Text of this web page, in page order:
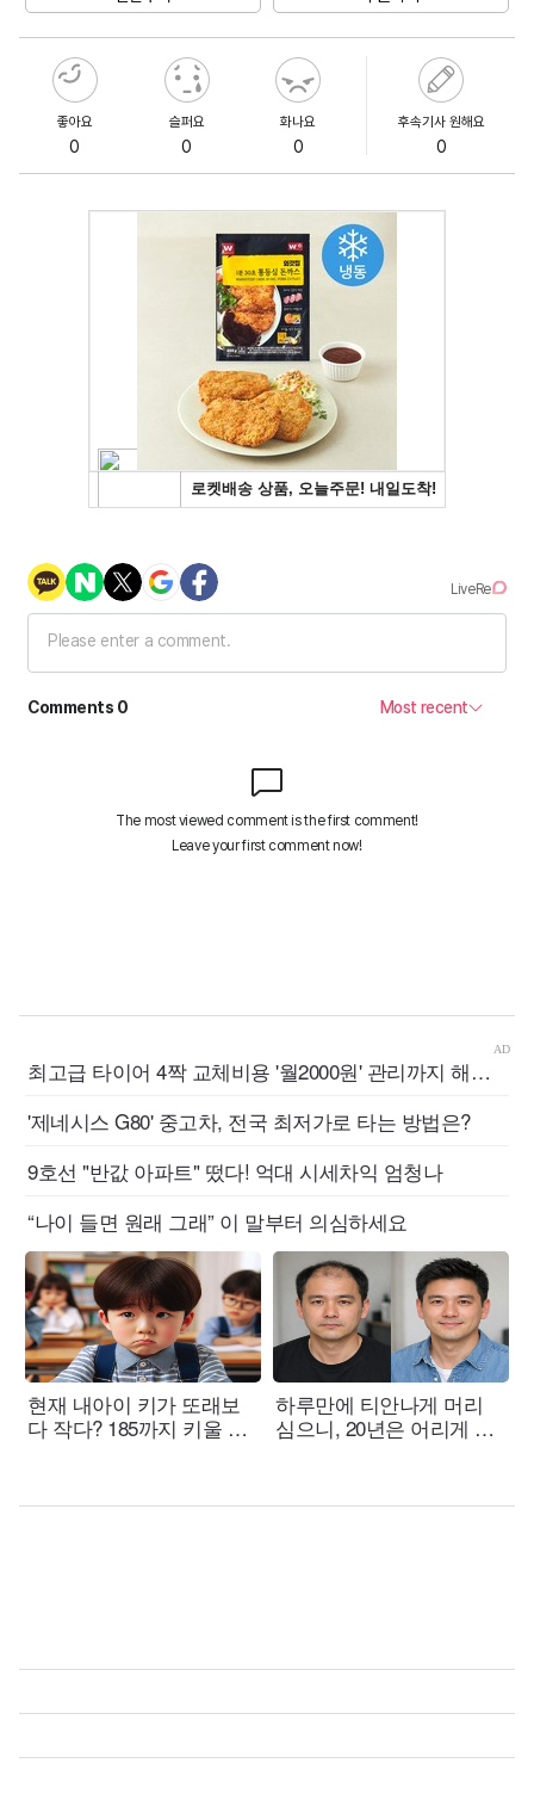
좋아요
0
슬퍼요
0
화나요
0
후속기사 원해요
0